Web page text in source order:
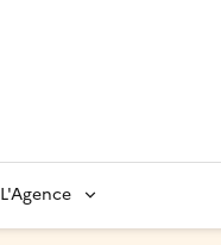
L'Agence